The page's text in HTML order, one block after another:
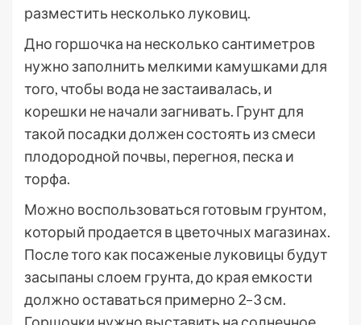
разместить несколько луковиц.
Дно горшочка на несколько сантиметров
нужно заполнить мелкими камушками для
того, чтобы вода не застаивалась, и
корешки не начали загнивать. Грунт для
такой посадки должен состоять из смеси
плодородной почвы, перегноя, песка и
торфа.
Можно воспользоваться готовым грунтом,
который продается в цветочных магазинах.
После того как посаженые луковицы будут
засыпаны слоем грунта, до края емкости
должно оставаться примерно 2–3 см.